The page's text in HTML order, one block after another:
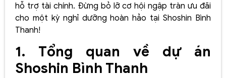
hỗ trợ tài chính. Đừng bỏ lỡ cơ hội ngập tràn ưu đãi
cho một kỳ nghỉ dưỡng hoàn hảo tại Shoshin Bình
Thanh!
1. Tổng quan về dự án
Shoshin Bình Thanh